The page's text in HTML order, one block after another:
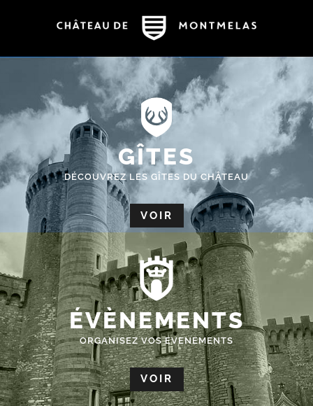
GÎTES
DÉCOUVREZ LES GÎTES DU CHÂTEAU
VOIR
ÉVÈNEMENTS
ORGANISEZ VOS EVENEMENTS
VOIR